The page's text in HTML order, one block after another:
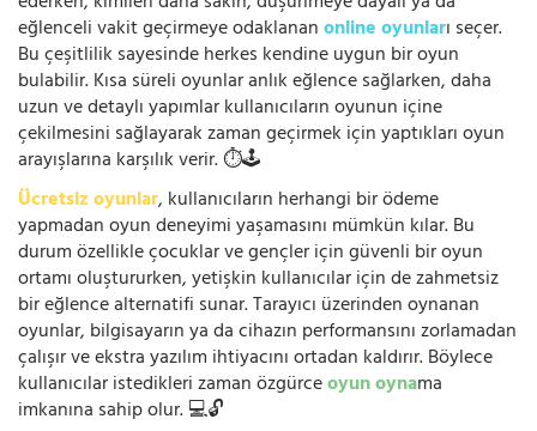
eğlenceli vakit geçirmeye odaklananonline oyunları seçer.
Bu çeşitlilik sayesinde herkes kendine uygun bir oyun
bulabilir. Kısa süreli oyunlar anlık eğlence sağlarken, daha
uzun ve detaylı yapımlar kullanıcıların oyunun içine
çekilmesini sağlayarak zaman geçirmek için yaptıkları oyun
arayışlarına karşılık verir. ⏱️🕹️
Ücretsiz oyunlar, kullanıcıların herhangi bir ödeme
yapmadan oyun deneyimi yaşamasını mümkün kılar. Bu
durum özellikle çocuklar ve gençler için güvenli bir oyun
ortamı oluştururken, yetişkin kullanıcılar için de zahmetsiz
bir eğlence alternatifi sunar. Tarayıcı üzerinden oynanan
oyunlar, bilgisayarın ya da cihazın performansını zorlamadan
çalışır ve ekstra yazılım ihtiyacını ortadan kaldırır. Böylece
kullanıcılar istedikleri zaman özgürceoyun oynama
imkanına sahip olur. 💻🔓